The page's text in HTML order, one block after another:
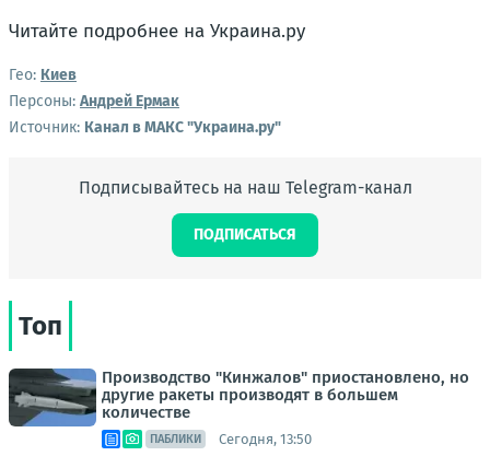
Читайте подробнее на Украина.ру
Гео: Киев
Персоны: Андрей Ермак
Источник: Канал в МАКС "Украина.ру"
Подписывайтесь на наш Telegram-канал
ПОДПИСАТЬСЯ
Топ
Производство "Кинжалов" приостановлено, но
другие ракеты производят в большем
количестве
ПАБЛИКИ Сегодня, 13:50